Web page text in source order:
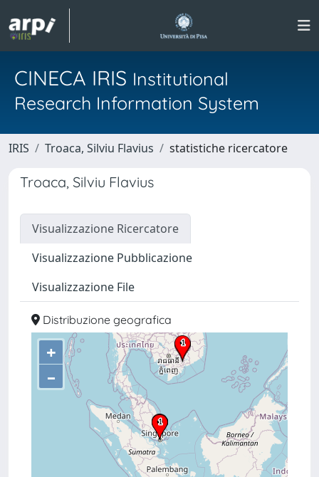
CINECA IRIS Institutional
Research Information System
IRIS Troaca, Silviu Flavius statistiche ricercatore
Troaca, Silviu Flavius
Visualizzazione Ricercatore
Visualizzazione Pubblicazione
Visualizzazione File
Distribuzione geografica
+
–